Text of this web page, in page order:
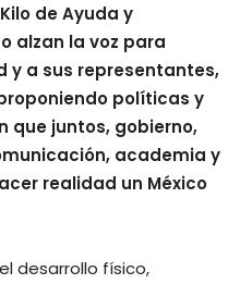
de Ayuda y
alzan la voz para
y a sus representantes,
políticas y
que juntos, gobierno,
academia y
realidad un México
desarrollo físico,